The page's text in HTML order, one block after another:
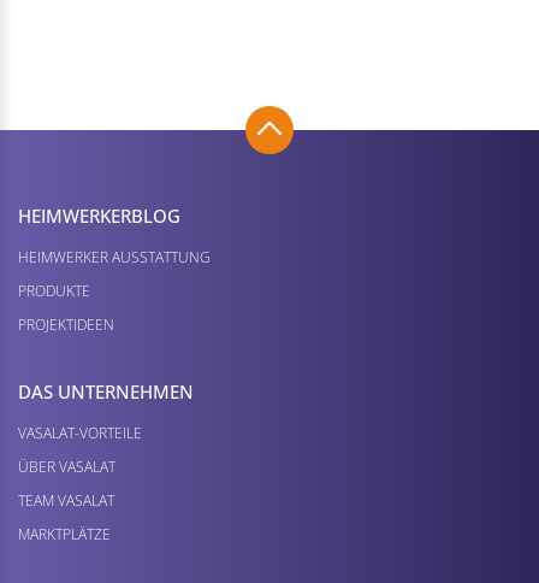
HEIMWERKER­BLOG
HEIMWERKER AUSSTATTUNG
PRODUKTE
PROJEKTIDEEN
DAS UNTERNEHMEN
VASALAT-VORTEILE
ÜBER VASALAT
TEAM VASALAT
MARKTPLÄTZE